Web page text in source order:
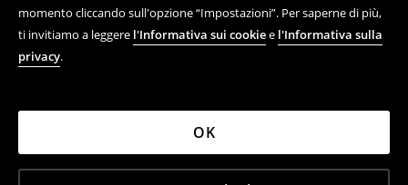
momento cliccando sull'opzione “Impostazioni”. Per saperne di più,
ti invitiamo a leggere l'Informativa sui cookiee l'Informativa sulla
privacy.
OK
Acquisto online di prodotti
Regolamenti